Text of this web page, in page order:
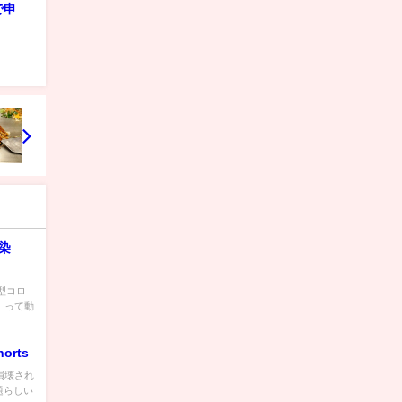
申
コロ
って動
壊され
らしい